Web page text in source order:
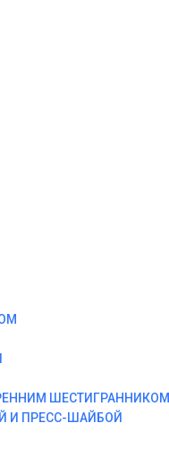
ШЕСТИГРАННИКОМ
И ПРЕСС-ШАЙБОЙ